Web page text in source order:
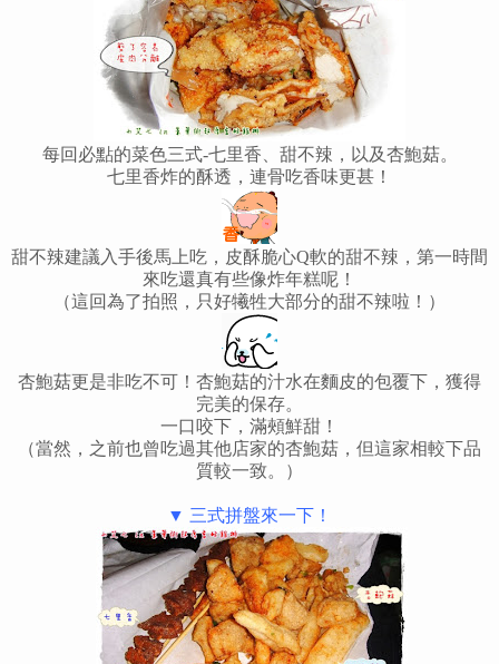
每回必點的菜色三式-七里香、甜不辣，以及杏鮑菇。
七里香炸的酥透，連骨吃香味更甚！
甜不辣建議入手後馬上吃，皮酥脆心Q軟的甜不辣，第一時間
來吃還真有些像炸年糕呢！
（這回為了拍照，只好犧牲大部分的甜不辣啦！）
杏鮑菇更是非吃不可！杏鮑菇的汁水在麵皮的包覆下，獲得
完美的保存。
一口咬下，滿頰鮮甜！
（當然，之前也曾吃過其他店家的杏鮑菇，但這家相較下品
質較一致。）
▼ 三式拼盤來一下！